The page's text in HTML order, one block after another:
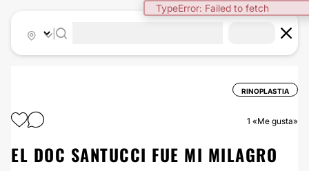
TypeError: Failed to fetch
RINOPLASTIA
1 «Me gusta»
EL DOC SANTUCCI FUE MI MILAGRO